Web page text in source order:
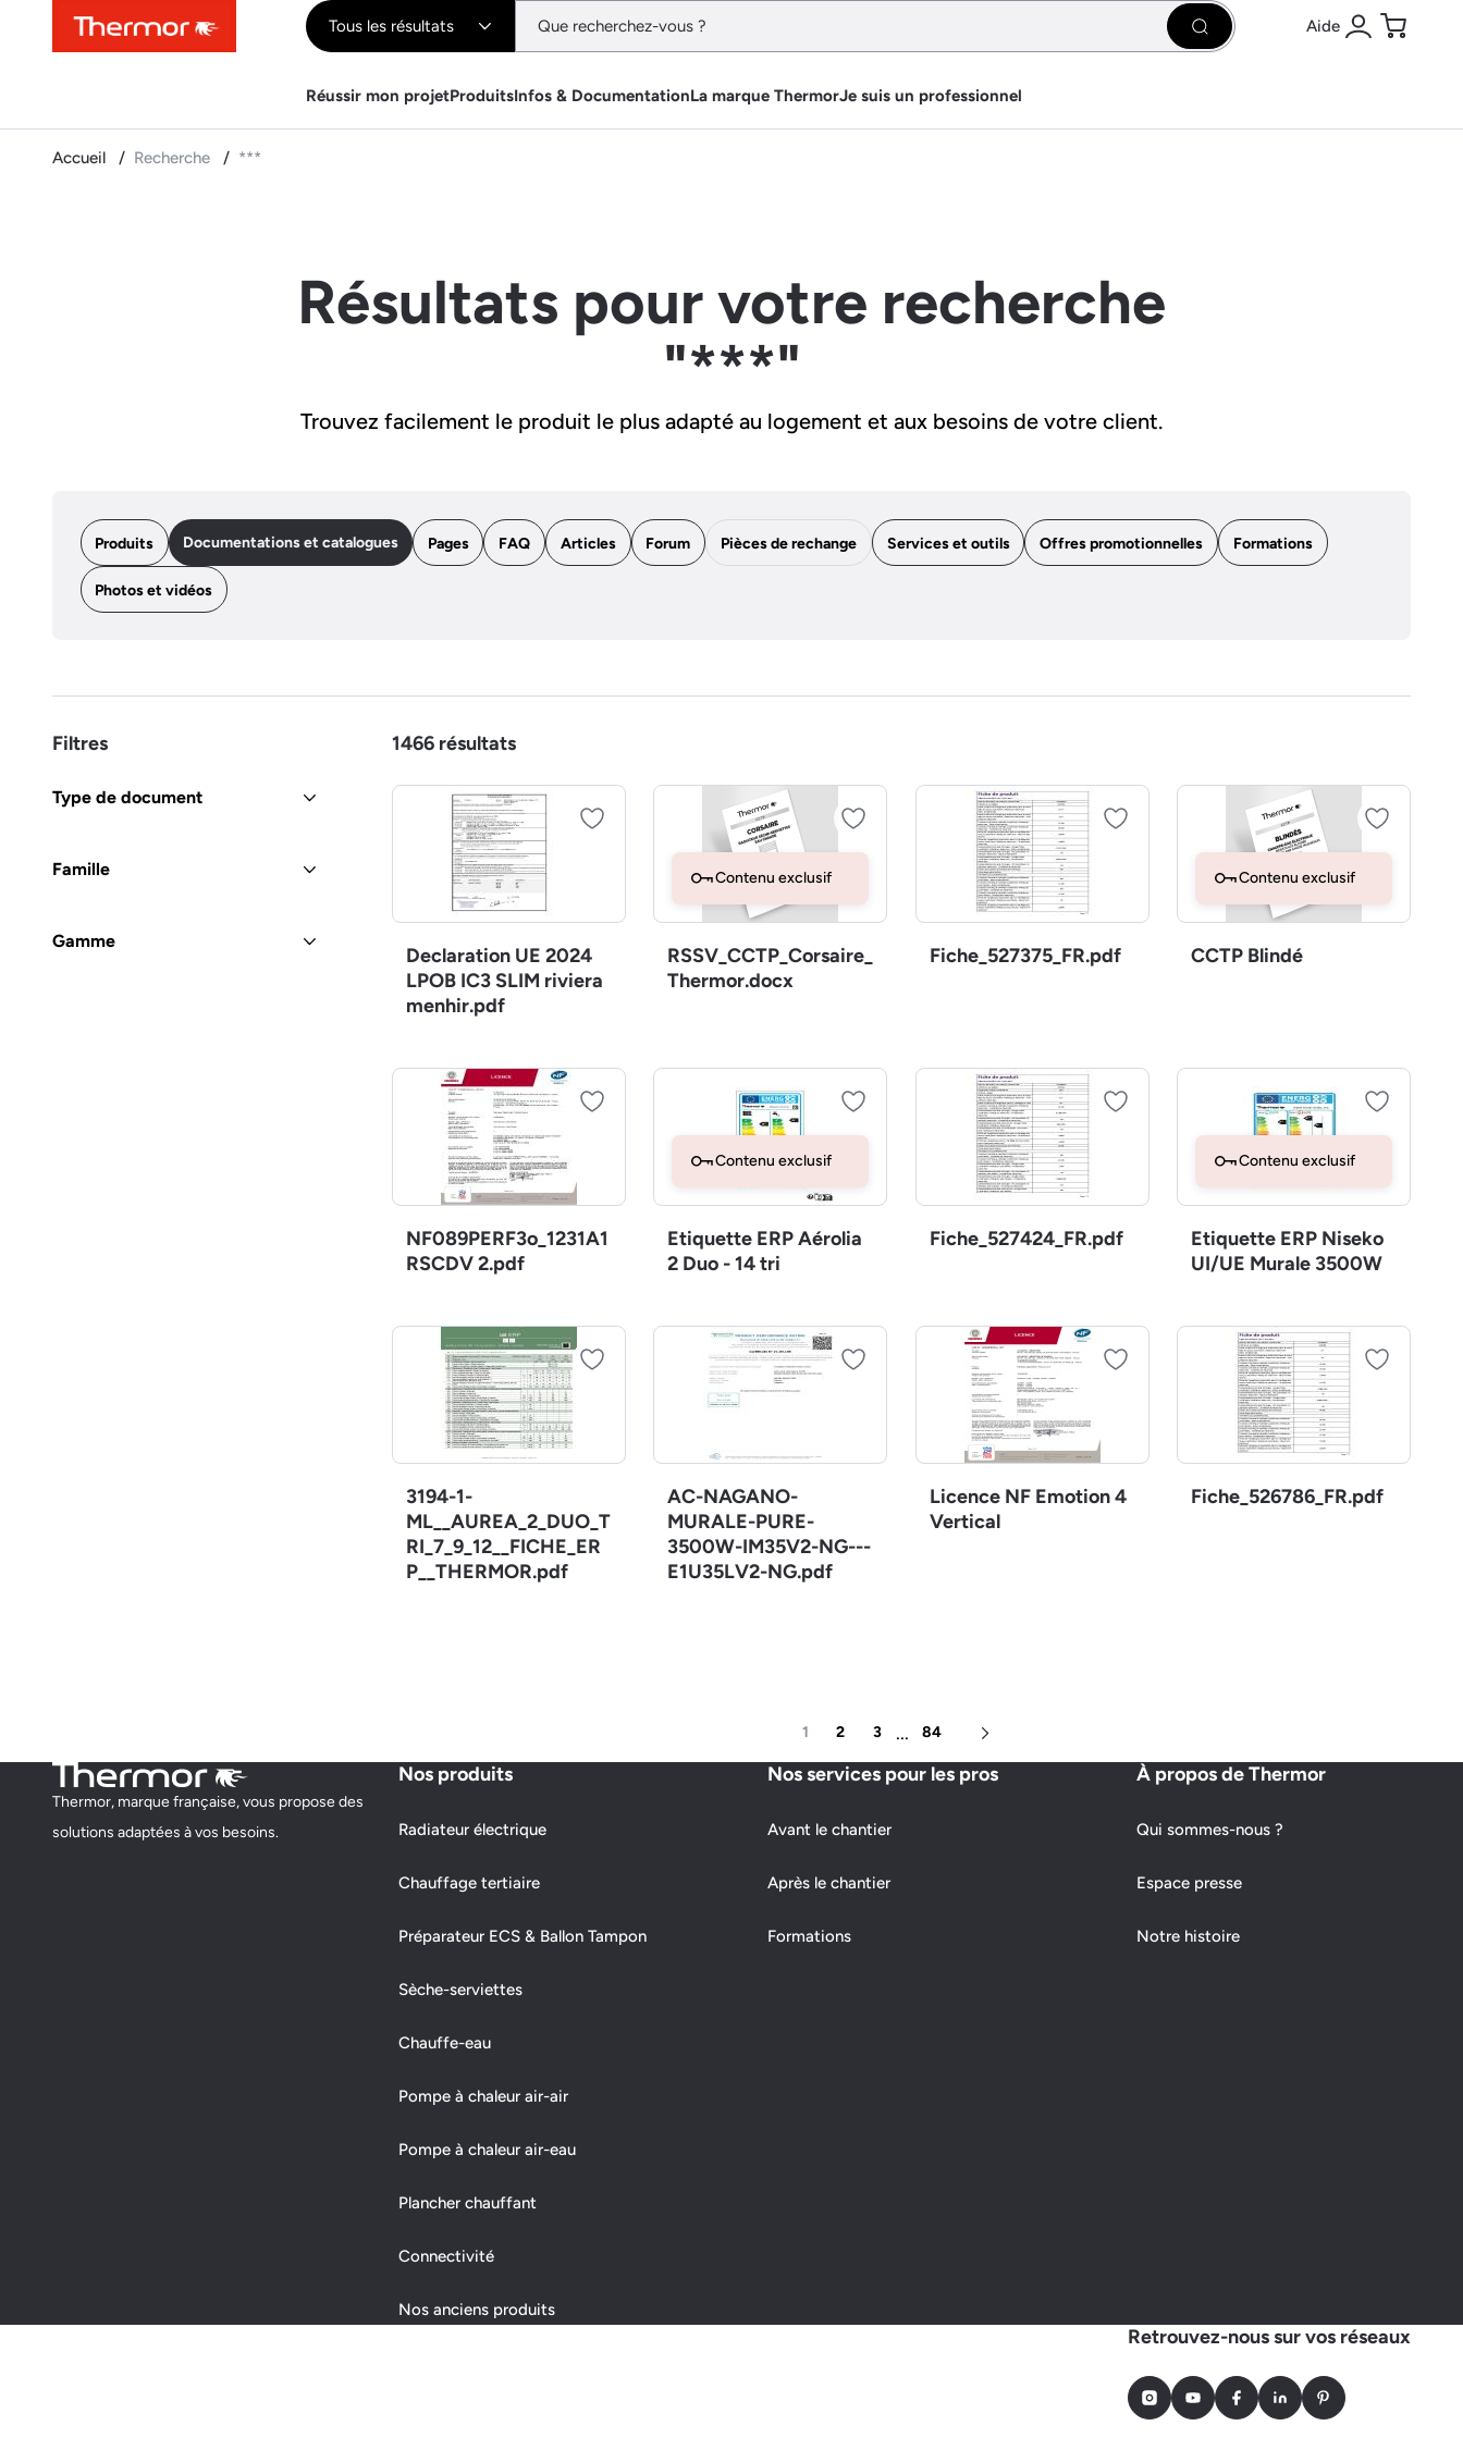
ContenuMenuRecherche Tous les résultats Rechercher Aide
Se connecter
Panier
Réussir mon projetProduitsInfos & DocumentationLa marque ThermorJe suis un professionnel
Accueil Recherche ***
Résultats pour votre recherche
"***"
Trouvez facilement le produit le plus adapté au logement et aux besoins de votre client.
Produits Documentations et catalogues Pages FAQ Articles Forum Pièces de rechange Services et outils Offres promotionnelles Formations
Photos et vidéos
Filtres
Type de document
Famille
Gamme
1466 résultats
Declaration UE 2024
LPOB IC3 SLIM riviera
menhir.pdf
Contenu exclusif
RSSV_CCTP_Corsaire_
Thermor.docx
Fiche_527375_FR.pdf
Contenu exclusif
CCTP Blindé
NF089PERF3o_1231A1
RSCDV 2.pdf
Contenu exclusif
Etiquette ERP Aérolia
2 Duo - 14 tri
Fiche_527424_FR.pdf
Contenu exclusif
Etiquette ERP Niseko
UI/UE Murale 3500W
3194-1-
ML__AUREA_2_DUO_T
RI_7_9_12__FICHE_ER
P__THERMOR.pdf
AC-NAGANO-
MURALE-PURE-
3500W-IM35V2-NG---
E1U35LV2-NG.pdf
Licence NF Emotion 4
Vertical
Fiche_526786_FR.pdf
1 2 3 ... 84
Page suivante
Thermor, marque française, vous propose des
solutions adaptées à vos besoins.
Nos produits
Radiateur électrique
Chauffage tertiaire
Préparateur ECS & Ballon Tampon
Sèche-serviettes
Chauffe-eau
Pompe à chaleur air-air
Pompe à chaleur air-eau
Plancher chauffant
Connectivité
Nos anciens produits
Nos services pour les pros
Avant le chantier
Après le chantier
Formations
À propos de Thermor
Qui sommes-nous ?
Espace presse
Notre histoire
Retrouvez-nous sur vos réseaux
InstagramYoutubeFacebookLinkedInPinterest